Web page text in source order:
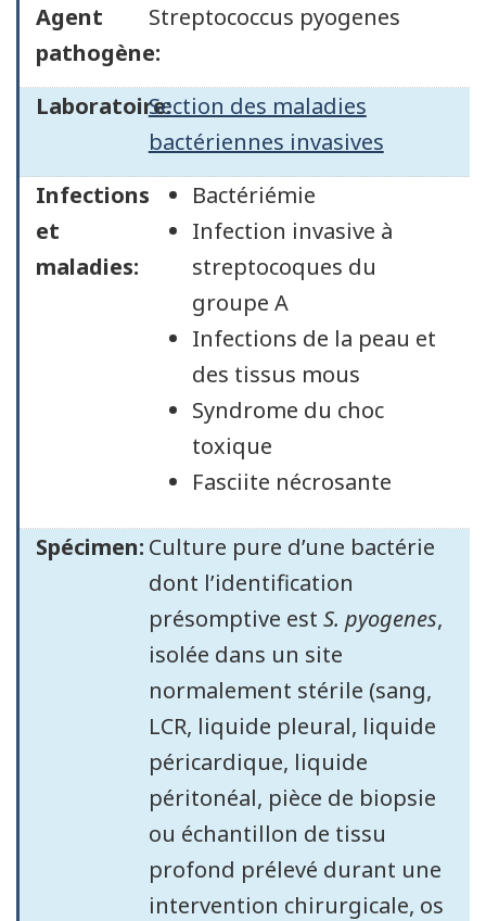
Agent
pathogène:
Streptococcus pyogenes
Laboratoire:Section des maladies
bactériennes invasives
Infections
et
maladies:
Bactériémie
Infection invasive à
streptocoques du
groupe A
Infections de la peau et
des tissus mous
Syndrome du choc
toxique
Fasciite nécrosante
Spécimen: Culture pure d’une bactérie
dont l’identification
présomptive est S. pyogenes,
isolée dans un site
normalement stérile (sang,
LCR, liquide pleural, liquide
péricardique, liquide
péritonéal, pièce de biopsie
ou échantillon de tissu
profond prélevé durant une
intervention chirurgicale, os